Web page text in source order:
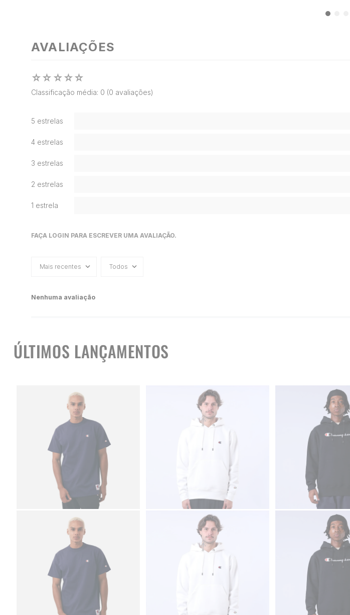
AVALIAÇÕES
☆☆ ☆☆☆
Classificação média: 0 (0 avaliações)
5 estrelas
4 estrelas
3 estrelas
2 estrelas
1 estrela
FAÇA LOGIN PARA ESCREVER UMA AVALIAÇÃO.
Mais recentes Todos
Nenhuma avaliação
ÚLTIMOS LANÇAMENTOS